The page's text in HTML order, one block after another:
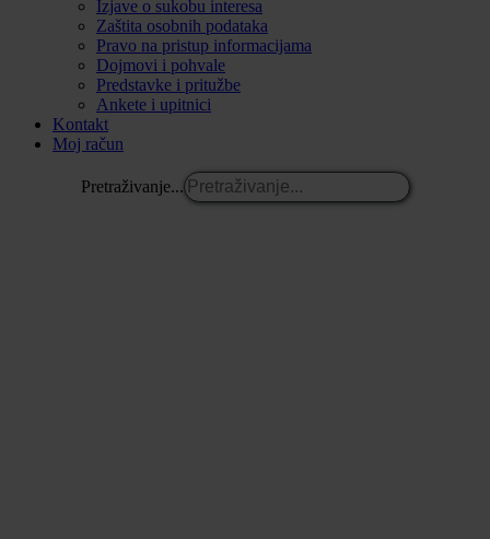
Izjave o sukobu interesa
Zaštita osobnih podataka
Pravo na pristup informacijama
Dojmovi i pohvale
Predstavke i pritužbe
Ankete i upitnici
Kontakt
Moj račun
Pretraživanje...